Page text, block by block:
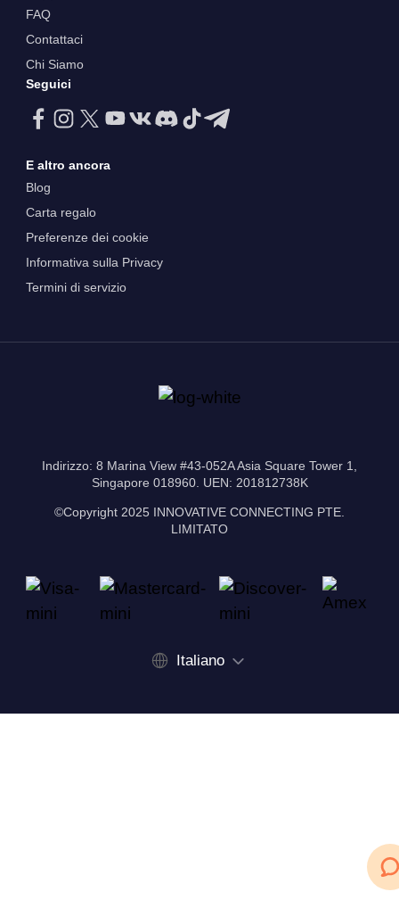
FAQ
Contattaci
Chi Siamo
Seguici
E altro ancora
Blog
Carta regalo
Preferenze dei cookie
Informativa sulla Privacy
Termini di servizio
Indirizzo: 8 Marina View #43-052A Asia Square Tower 1,
Singapore 018960. UEN: 201812738K
©Copyright 2025 INNOVATIVE CONNECTING PTE.
LIMITATO
Italiano